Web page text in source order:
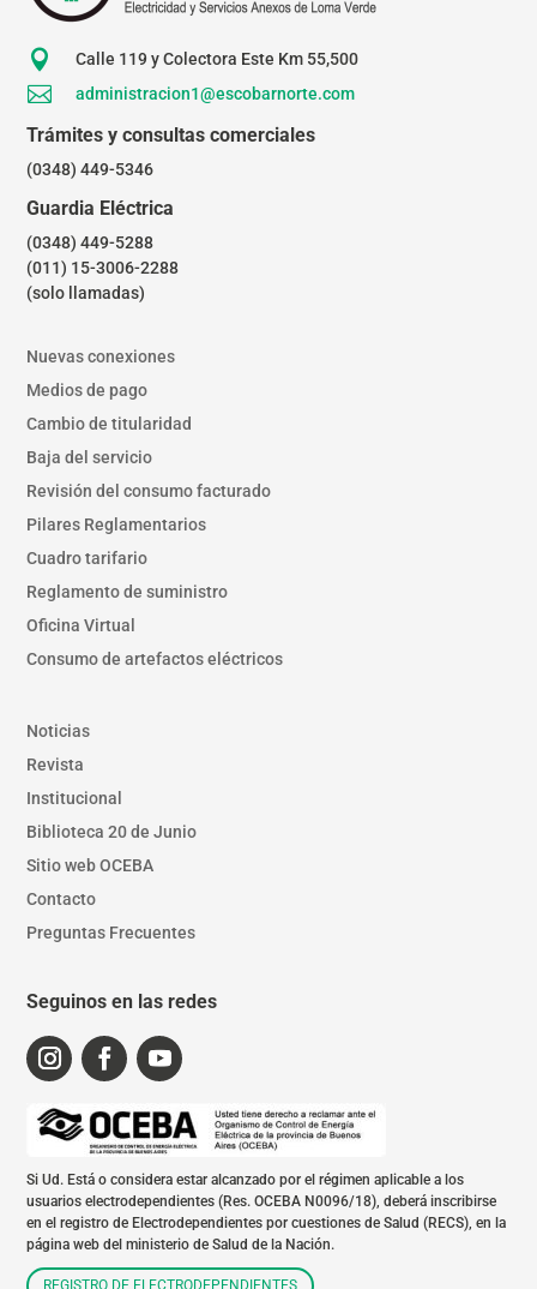
 Calle 119 y Colectora Este Km 55,500
 administracion1@escobarnorte.com
Trámites y consultas comerciales
(0348) 449-5346
Guardia Eléctrica
(0348) 449-5288
(011) 15-3006-2288
(solo llamadas)
Nuevas conexiones
Medios de pago
Cambio de titularidad
Baja del servicio
Revisión del consumo facturado
Pilares Reglamentarios
Cuadro tarifario
Reglamento de suministro
Oficina Virtual
Consumo de artefactos eléctricos
Noticias
Revista
Institucional
Biblioteca 20 de Junio
Sitio web OCEBA
Contacto
Preguntas Frecuentes
Seguinos en las redes
Si Ud. Está o considera estar alcanzado por el régimen aplicable a los
usuarios electrodependientes (Res. OCEBA N0096/18), deberá inscribirse
en el registro de Electrodependientes por cuestiones de Salud (RECS), en la
página web del ministerio de Salud de la Nación.